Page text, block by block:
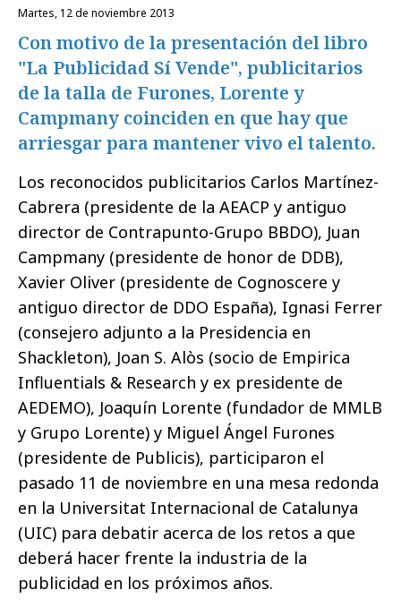
martes, 12 de noviembre 2013
Con motivo de la presentación del libro
"La Publicidad Sí Vende", publicitarios
de la talla de Furones, Lorente y
Campmany coinciden en que hay que
arriesgar para mantener vivo el talento.
Los reconocidos publicitarios Carlos Martínez-
Cabrera (presidente de la AEACP y antiguo
director de Contrapunto-Grupo BBDO), Juan
Campmany (presidente de honor de DDB),
Xavier Oliver (presidente de Cognoscere y
antiguo director de DDO España), Ignasi Ferrer
(consejero adjunto a la Presidencia en
Shackleton), Joan S. Alòs (socio de Empirica
Influentials & Research y ex presidente de
AEDEMO), Joaquín Lorente (fundador de MMLB
y Grupo Lorente) y Miguel Ángel Furones
(presidente de Publicis), participaron el
pasado 11 de noviembre en una mesa redonda
en la Universitat Internacional de Catalunya
(UIC) para debatir acerca de los retos a que
deberá hacer frente la industria de la
publicidad en los próximos años.